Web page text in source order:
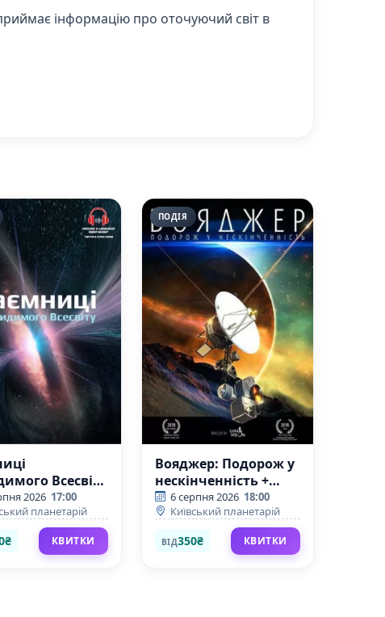
інформацію про оточуючий світ в
Всесвіту
разу за
Вибуху
2026 17:00
планетарій
КВИТКИ
ПОДІЯ
Вояджер: Подорож у
нескінченність +
Земля з МКС
(Київський
планетарій)
6 серпня 2026 18:00
Київський планетарій
ВІД350₴ КВИТКИ